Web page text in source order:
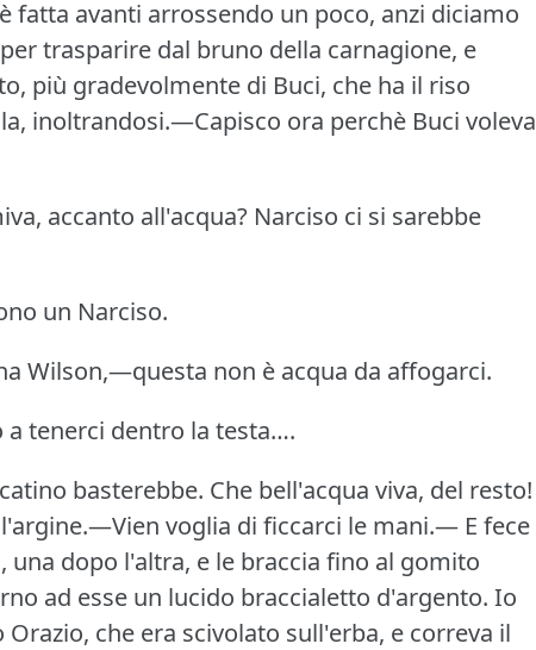
fatta avanti arrossendo un poco, anzi diciamo
trasparire dal bruno della carnagione, e
più gradevolmente di Buci, che ha il riso
inoltrandosi.—Capisco ora perchè Buci voleva
accanto all'acqua? Narciso ci si sarebbe
un Narciso.
Wilson,—questa non è acqua da affogarci.
tenerci dentro la testa….
basterebbe. Che bell'acqua viva, del resto!
voglia di ficcarci le mani.— E fece
una dopo l'altra, e le braccia fino al gomito
ad esse un lucido braccialetto d'argento. Io
che era scivolato sull'erba, e correva il